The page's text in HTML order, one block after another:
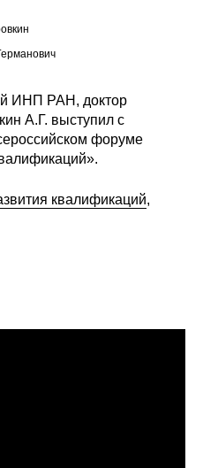
ИНП РАН, доктор
А.Г. выступил с
форуме
квалификаций,